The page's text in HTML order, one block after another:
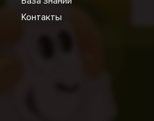
Контакты